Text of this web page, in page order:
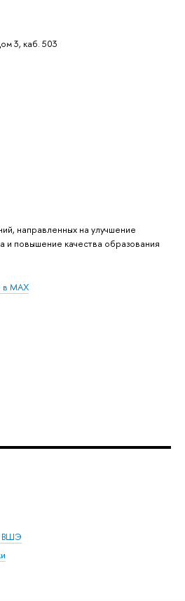
3, каб. 503
направленных на улучшение
и повышение качества образования
в MAX
ВШЭ